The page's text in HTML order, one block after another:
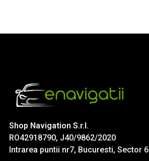
Shop Navigation S.r.l.
RO42918790, J40/9862/2020
Intrarea puntii nr7, Bucuresti, Sector 6